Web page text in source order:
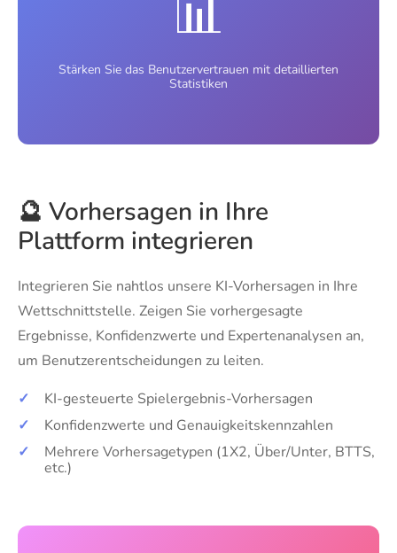
Stärken Sie das Benutzervertrauen mit detaillierten
Statistiken
🔮 Vorhersagen in Ihre
Plattform integrieren
Integrieren Sie nahtlos unsere KI-Vorhersagen in Ihre
Wettschnittstelle. Zeigen Sie vorhergesagte
Ergebnisse, Konfidenzwerte und Expertenanalysen an,
um Benutzerentscheidungen zu leiten.
✓
KI-gesteuerte Spielergebnis-Vorhersagen
✓
Konfidenzwerte und Genauigkeitskennzahlen
✓
Mehrere Vorhersagetypen (1X2, Über/Unter, BTTS,
etc.)